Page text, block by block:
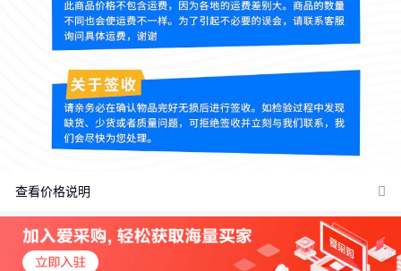
查看价格说明
价格：商品在爱采购的展示标价，具体的成交价格可能因商品参加
活动等情况发生变化，也可能随着购买数量不同或所选规格不同而
发生变化，如用户与商家线下达成协议，以线下协议的结算价格为